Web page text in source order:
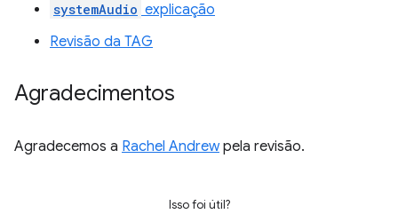
systemAudio explicação
Revisão da TAG
Agradecimentos
Agradecemos a Rachel Andrewpela revisão.
Isso foi útil?